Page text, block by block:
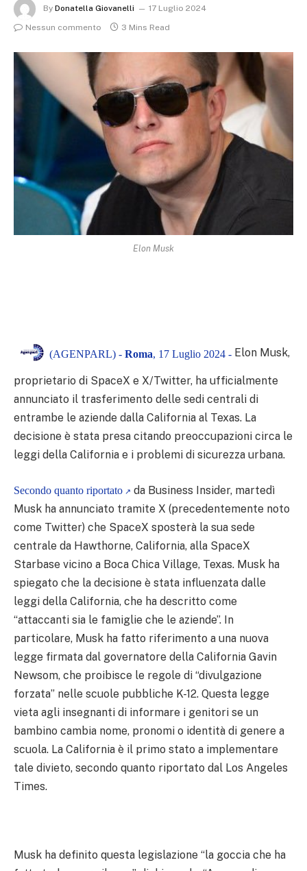
By Donatella Giovanelli
17 Luglio 2024
Nessun commento
3 Mins Read
Elon Musk
(AGENPARL) - Roma, 17 Luglio 2024 - Elon Musk,
proprietario di SpaceX e X/Twitter, ha ufficialmente
annunciato il trasferimento delle sedi centrali di
entrambe le aziende dalla California al Texas. La
decisione è stata presa citando preoccupazioni circa le
leggi della California e i problemi di sicurezza urbana.
Secondo quanto riportato
da Business Insider, martedì
Musk ha annunciato tramite X (precedentemente noto
come Twitter) che SpaceX sposterà la sua sede
centrale da Hawthorne, California, alla SpaceX
Starbase vicino a Boca Chica Village, Texas. Musk ha
spiegato che la decisione è stata influenzata dalle
leggi della California, che ha descritto come
“attaccanti sia le famiglie che le aziende”. In
particolare, Musk ha fatto riferimento a una nuova
legge firmata dal governatore della California Gavin
Newsom, che proibisce le regole di “divulgazione
forzata” nelle scuole pubbliche K-12. Questa legge
vieta agli insegnanti di informare i genitori se un
bambino cambia nome, pronomi o identità di genere a
scuola. La California è il primo stato a implementare
tale divieto, secondo quanto riportato dal Los Angeles
Times.
Musk ha definito questa legislazione “la goccia che ha